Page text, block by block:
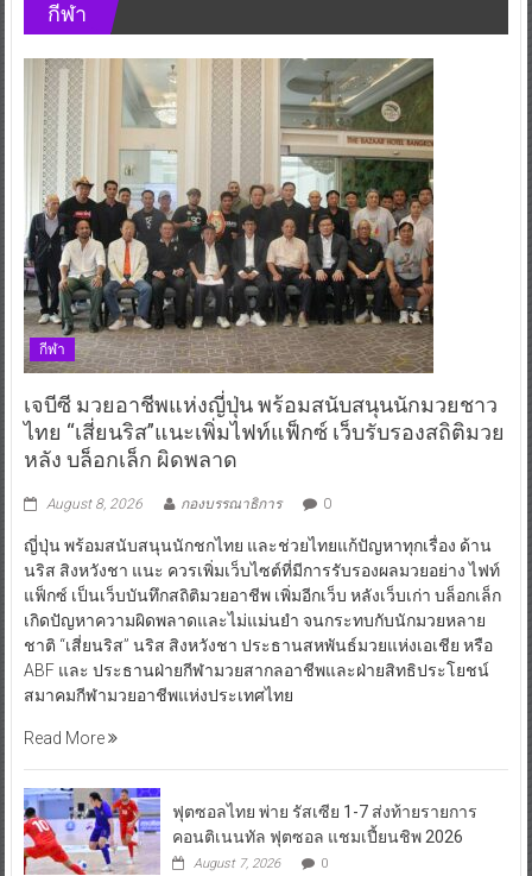
กีฬา
กีฬา
เจบีซี มวยอาชีพแห่งญี่ปุ่น พร้อมสนับสนุนนักมวยชาว
ไทย “เสี่ยนริส”แนะเพิ่มไฟท์แฟ็กซ์ เว็บรับรองสถิติมวย
หลัง บล็อกเล็ก ผิดพลาด
August 8, 2026 กองบรรณาธิการ 0
ญี่ปุ่น พร้อมสนับสนุนนักชกไทย และช่วยไทยแก้ปัญหาทุกเรื่อง ด้าน
นริส สิงหวังชา แนะ ควรเพิ่มเว็บไซต์ที่มีการรับรองผลมวยอย่าง ไฟท์
แฟ็กซ์ เป็นเว็บบันทึกสถิติมวยอาชีพ เพิ่มอีกเว็บ หลังเว็บเก่า บล็อกเล็ก
เกิดปัญหาความผิดพลาดและไม่แม่นยำ จนกระทบกับนักมวยหลาย
ชาติ “เสี่ยนริส” นริส สิงหวังชา ประธานสหพันธ์มวยแห่งเอเชีย หรือ
ABF และ ประธานฝ่ายกีฬามวยสากลอาชีพและฝ่ายสิทธิประโยชน์
สมาคมกีฬามวยอาชีพแห่งประเทศไทย
Read More
ฟุตซอลไทย พ่าย รัสเซีย 1-7 ส่งท้ายรายการ
คอนติเนนทัล ฟุตซอล แชมเปี้ยนชิพ 2026
August 7, 2026 0